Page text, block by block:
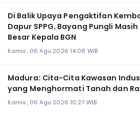
Di Balik Upaya Pengaktifan
Dapur SPPG, Bayang Pungli Masih
Besar Kepala BGN
Kamis, 06 Agu 2026 14:08 WIB
Madura: Cita-Cita Kawasan
yang Menghormati Tanah dan
Kamis, 06 Agu 2026 10:27 WIB